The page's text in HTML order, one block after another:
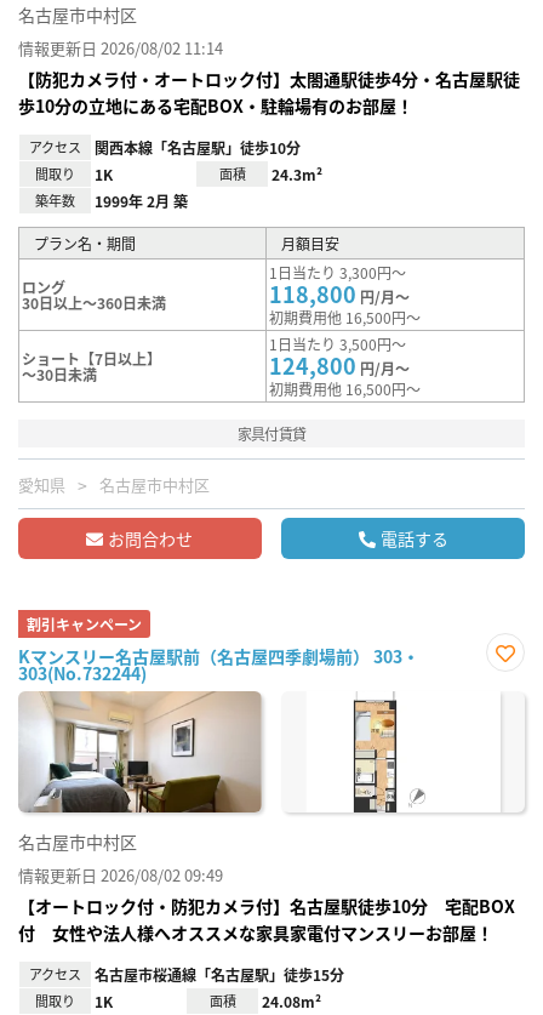
名古屋市中村区
情報更新日 2026/08/02 11:14
【防犯カメラ付・オートロック付】太閤通駅徒歩4分・名古屋駅徒
歩10分の立地にある宅配BOX・駐輪場有のお部屋！
アクセス 関西本線「名古屋駅」徒歩10分
間取り 1K 面積 24.3m²
築年数 1999年 2月 築
プラン名・期間 月額目安
ロング
30日以上～360日未満
1日当たり 3,300円～
118,800 円/月～
初期費用他 16,500円～
ショート【7日以上】
～30日未満
1日当たり 3,500円～
124,800 円/月～
初期費用他 16,500円～
家具付賃貸
愛知県 名古屋市中村区
お問合わせ 電話する
割引キャンペーン
Kマンスリー名古屋駅前（名古屋四季劇場前） 303・
303(No.732244)
に入
名古屋市中村区
情報更新日 2026/08/02 09:49
【オートロック付・防犯カメラ付】名古屋駅徒歩10分 宅配BOX
付 女性や法人様へオススメな家具家電付マンスリーお部屋！
アクセス 名古屋市桜通線「名古屋駅」徒歩15分
間取り 1K 面積 24.08m²